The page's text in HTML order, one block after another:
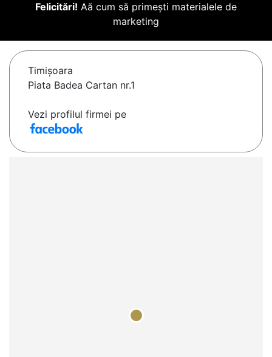
Felicitări! Aă cum să primești materialele de
marketing
Timişoara
Piata Badea Cartan nr.1
Vezi profilul firmei pe